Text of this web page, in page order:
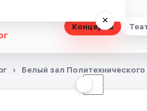
Концерты
×
☾
Белый зал Политехнического